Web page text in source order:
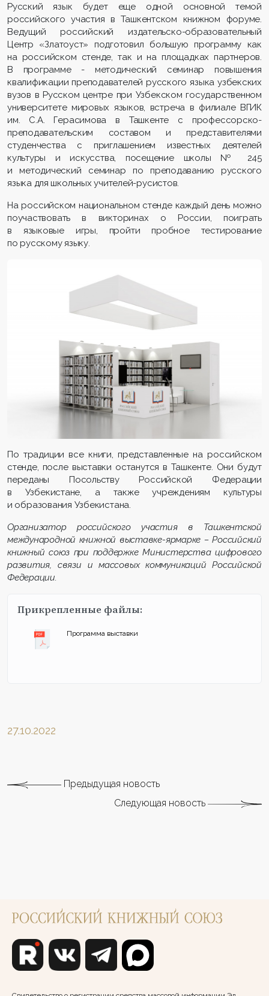
Русский язык будет еще одной основной темой
российского участия в Ташкентском книжном форуме.
Ведущий российский издательско-образовательный
Центр «Златоуст» подготовил большую программу как
на российском стенде, так и на площадках партнеров.
В программе - методический семинар повышения
квалификации преподавателей русского языка узбекских
вузов в Русском центре при Узбекском государственном
университете мировых языков, встреча в филиале ВГИК
им. С.А. Герасимова в Ташкенте с профессорско-
преподавательским составом и представителями
студенчества с приглашением известных деятелей
культуры и искусства, посещение школы № 245
и методический семинар по преподаванию русского
языка для школьных учителей-русистов.
На российском национальном стенде каждый день можно
поучаствовать в викторинах о России, поиграть
в языковые игры, пройти пробное тестирование
по русскому языку.
По традиции все книги, представленные на российском
стенде, после выставки останутся в Ташкенте. Они будут
переданы Посольству Российской Федерации
в Узбекистане, а также учреждениям культуры
и образования Узбекистана.
Организатор российского участия в Ташкентской
международной книжной выставке-ярмарке – Российский
книжный союз при поддержке Министерства цифрового
развития, связи и массовых коммуникаций Российской
Федерации.
Прикрепленные файлы:
Программа выставки
27.10.2022
Предыдущая новость
Следующая новость